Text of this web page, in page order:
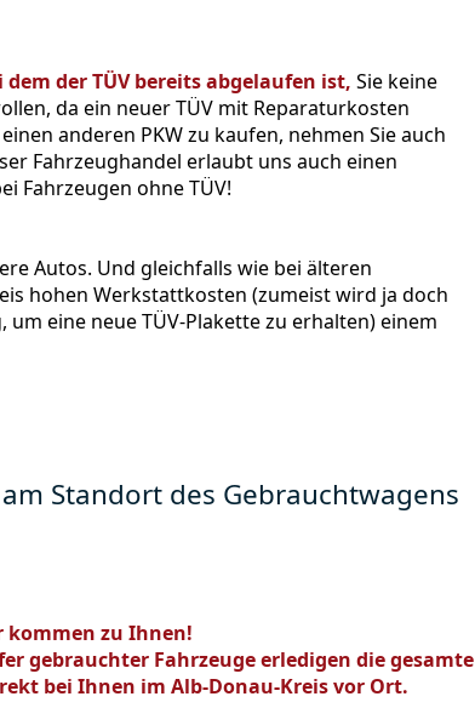
der TÜV bereits abgelaufen ist, Sie keine
da ein neuer TÜV mit Reparaturkosten
anderen PKW zu kaufen, nehmen Sie auch
Fahrzeughandel erlaubt uns auch einen
Fahrzeugen ohne TÜV!
Autos. Und gleichfalls wie bei älteren
hohen Werkstattkosten (zumeist wird ja doch
eine neue TÜV-Plakette zu erhalten) einem
Standort des Gebrauchtwagens
kommen zu Ihnen!
gebrauchter Fahrzeuge erledigen die gesamte
bei Ihnen im Alb-Donau-Kreis vor Ort.